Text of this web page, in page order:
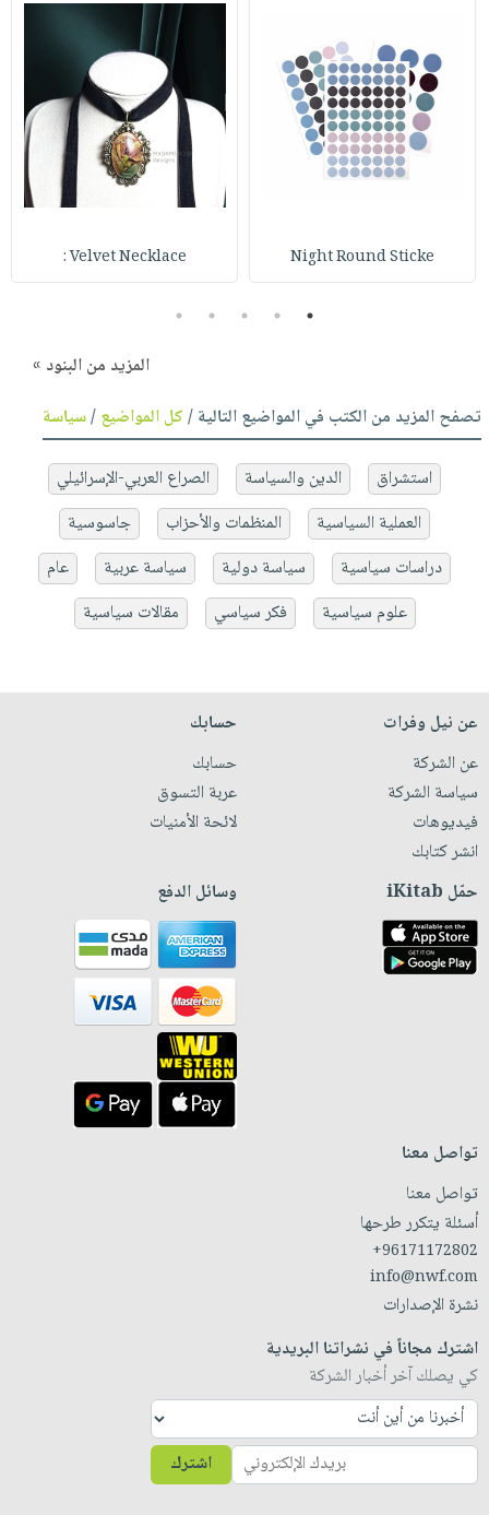
Night Round Sticke
Velvet Necklace :
1
2
3
4
5
المزيد من البنود »
تصفح المزيد من الكتب في المواضيع التالية /كل المواضيع/سياسة
استشراق الدين والسياسة
الصراع العربي-الإسرائيلي
العملية السياسية
المنظمات والأحزاب
جاسوسية
دراسات سياسية
سياسة دولية سياسة عربية
عام
علوم سياسية
فكر سياسي مقالات سياسية
عن نيل وفرات
عن الشركة
سياسة الشركة
فيديوهات
انشر كتابك
حسابك
حسابك
عربة التسوق
لائحة الأمنيات
حمّل iKitab وسائل الدفع
تواصل معنا
تواصل معنا
أسئلة يتكرر طرحها
+96171172802
info@nwf.com
نشرة الإصدارات
اشترك مجاناً في نشراتنا البريدية
كي يصلك آخر أخبار الشركة
اشترك